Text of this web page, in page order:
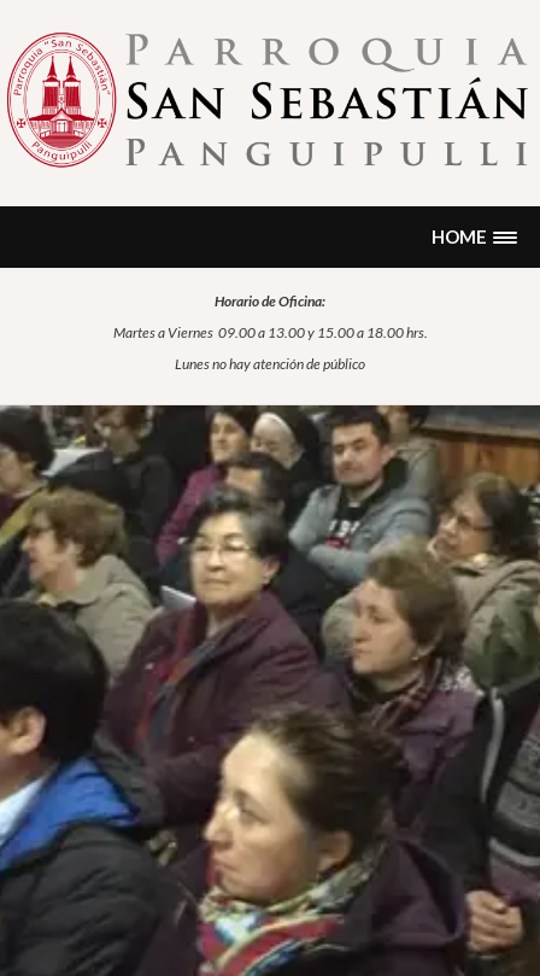
content
sacramentos, oración…
HOME
Horario de Oficina:
Martes a Viernes 09.00 a 13.00 y 15.00 a 18.00 hrs.
Lunes no hay atención de público